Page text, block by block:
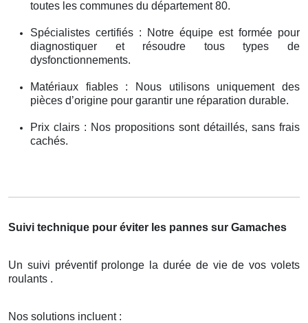
toutes les communes du département 80.
Spécialistes certifiés : Notre équipe est formée pour
diagnostiquer et résoudre tous types de
dysfonctionnements.
Matériaux fiables : Nous utilisons uniquement des
pièces d’origine pour garantir une réparation durable.
Prix clairs : Nos propositions sont détaillés, sans frais
cachés.
Suivi technique pour éviter les pannes sur Gamaches
Un suivi préventif prolonge la durée de vie de vos volets
roulants .
Nos solutions incluent :